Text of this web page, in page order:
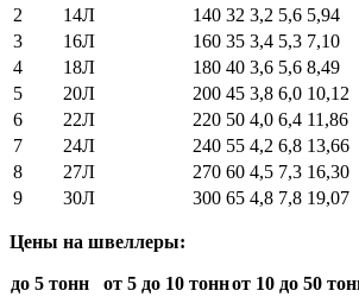
2
14Л 140 32 3,2 5,6 5,94
3
16Л 160 35 3,4 5,3 7,10
4
18Л 180 40 3,6 5,6 8,49
5
20Л 200 45 3,8 6,0 10,12
6
22Л 220 50 4,0 6,4 11,86
7
24Л 240 55 4,2 6,8 13,66
8
27Л 270 60 4,5 7,3 16,30
9
30Л 300 65 4,8 7,8 19,07
Цены на швеллеры:
до 5 тонн от 5 до 10 тоннот 10 до 50